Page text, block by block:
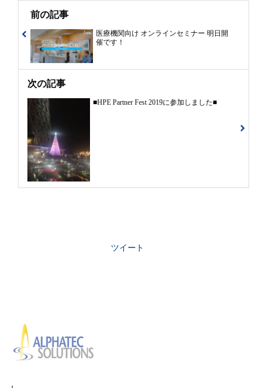
前の記事
医療機関向け オンラインセミナー 明日開
催です！
次の記事
■HPE Partner Fest 2019に参加しました■
ツイート